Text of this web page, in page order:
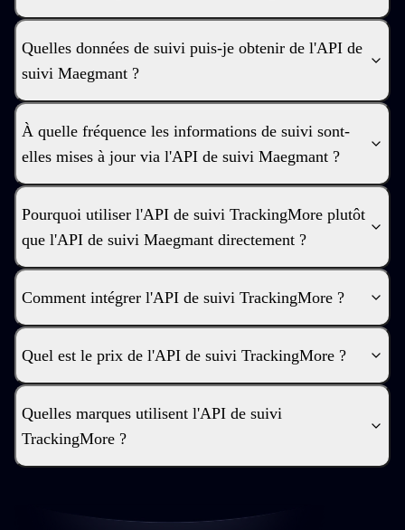
Quelles données de suivi puis-je obtenir de l'API de
suivi Maegmant ?
À quelle fréquence les informations de suivi sont-
elles mises à jour via l'API de suivi Maegmant ?
Pourquoi utiliser l'API de suivi TrackingMore plutôt
que l'API de suivi Maegmant directement ?
Comment intégrer l'API de suivi TrackingMore ?
Quel est le prix de l'API de suivi TrackingMore ?
Quelles marques utilisent l'API de suivi
TrackingMore ?